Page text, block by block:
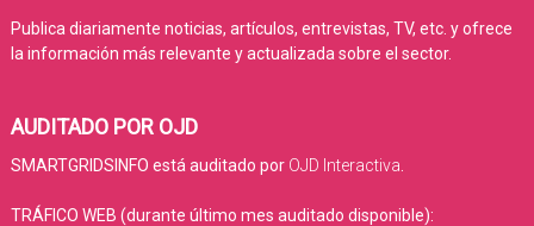
Publica diariamente noticias, artículos, entrevistas, TV, etc. y ofrece
la información más relevante y actualizada sobre el sector.
AUDITADO POR OJD
SMARTGRIDSINFO está auditado por OJD Interactiva
TRÁFICO WEB (durante último mes auditado disponible):